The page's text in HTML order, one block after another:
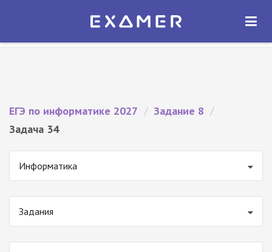
Экзамер — ЕГЭ 2027
ОТКРЫТЬ
ЕГЭ по информатике 2027 / Задание 8 /
Задача 34
Информатика
Задания